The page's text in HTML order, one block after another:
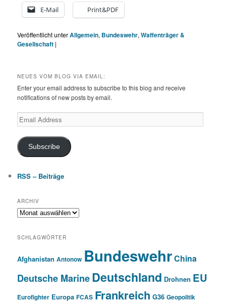
E-Mail Print&PDF
Veröffentlicht unterAllgemein, Bundeswehr,Waffenträger &
Gesellschaft |
NEUES VOM BLOG VIA EMAIL:
Enter your email address to subscribe to this blog and receive
notifications of new posts by email.
Email
Address
Subscribe
RSS – Beiträge
ARCHIV
Archiv
SCHLAGWÖRTER
Afghanistan Antonow BundeswehrChina
Deutsche MarineDeutschland Drohnen EU
Eurofighter Europa FCAS Frankreich G36 Geopolitik